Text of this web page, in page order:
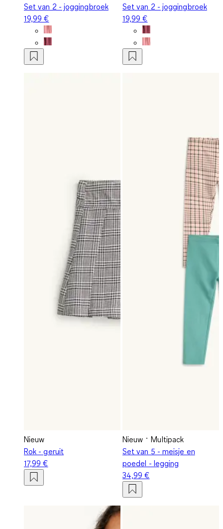
Set van 2 - joggingbroek
19,99 €
Set van 2 - joggingbroek
19,99 €
Nieuw
Rok - geruit
17,99 €
Nieuw
Multipack
Set van 5 - meisje en
poedel - legging
34,99 €